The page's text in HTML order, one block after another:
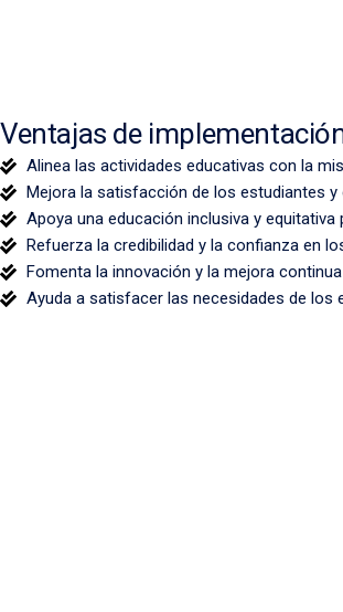
Ventajas de
Alinea las actividades educativas con la
Mejora la satisfacción de los estudiantes y
Apoya una educación inclusiva y equitativa
Refuerza la credibilidad y la confianza en
Fomenta la innovación y la mejora continua
Ayuda a satisfacer las necesidades de los